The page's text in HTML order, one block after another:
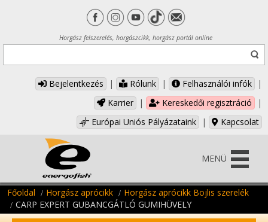
Horgász felszerelés, horgászcikk, horgász portál online
Bejelentkezés | Rólunk | Felhasználói infók
|
Karrier
| Kereskedői regisztráció
|
Európai Uniós Pályázataink
| Kapcsolat
MENÜ
Főoldal Horgász aprócikk
Horgász aprócikk Bojlis szerelék
CARP EXPERT GUBANCGÁTLÓ GUMIHÜVELY